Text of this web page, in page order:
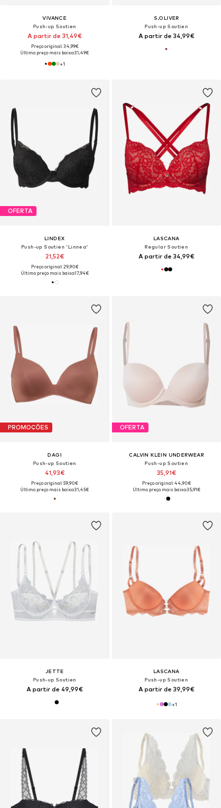
VIVANCE
Push-up Soutien
A partir de 31,49€
Preço original: 34,99€
Último preço mais baixo:31,49€
+1
S.OLIVER
Push-up Soutien
A partir de 34,99€
OFERTA
LINDEX
Push-up Soutien 'Linnea'
21,52€
Preço original: 29,90€
Último preço mais baixo:17,94€
LASCANA
Regular Soutien
A partir de 34,99€
PROMOÇÕES
DAGI
Push-up Soutien
41,93€
Preço original: 59,90€
Último preço mais baixo:31,45€
OFERTA
CALVIN KLEIN UNDERWEAR
Push-up Soutien
35,91€
Preço original: 44,90€
Último preço mais baixo:35,91€
JETTE
Push-up Soutien
A partir de 49,99€
LASCANA
Push-up Soutien
A partir de 39,99€
+1